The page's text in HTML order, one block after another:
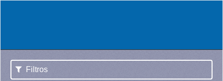
Filtros